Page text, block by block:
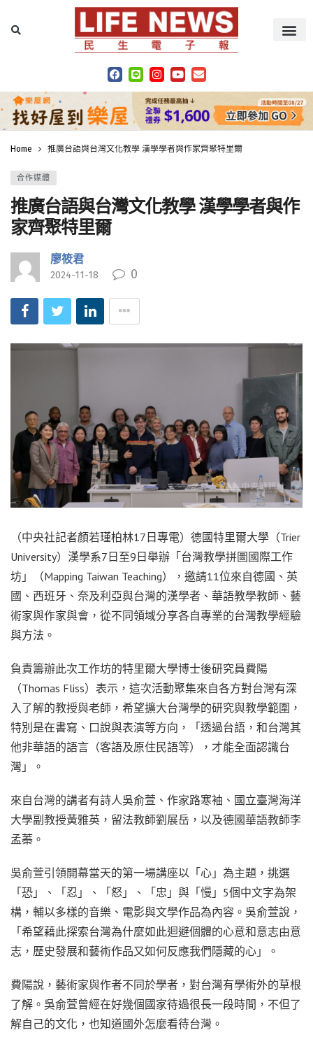
Home 推廣台語與台灣文化教學 漢學學者與作家齊聚特里爾
合作媒體
推廣台語與台灣文化教學 漢學學者與作
家齊聚特里爾
廖筱君
2024-11-18 0
（中央社記者顏若瑾柏林17日專電）德國特里爾大學（Trier
University）漢學系7日至9日舉辦「台灣教學拼圖國際工作
坊」（Mapping Taiwan Teaching），邀請11位來自德國、英
國、西班牙、奈及利亞與台灣的漢學者、華語教學教師、藝
術家與作家與會，從不同領域分享各自專業的台灣教學經驗
與方法。
負責籌辦此次工作坊的特里爾大學博士後研究員費陽
（Thomas Fliss）表示，這次活動聚集來自各方對台灣有深
入了解的教授與老師，希望擴大台灣學的研究與教學範圍，
特別是在書寫、口說與表演等方向，「透過台語，和台灣其
他非華語的語言（客語及原住民語等），才能全面認識台
灣」。
來自台灣的講者有詩人吳俞萱、作家路寒袖、國立臺灣海洋
大學副教授黃雅英，留法教師劉展岳，以及德國華語教師李
孟蓁。
吳俞萱引領開幕當天的第一場講座以「心」為主題，挑選
「恐」、「忍」、「怒」、「忠」與「慢」5個中文字為架
構，輔以多樣的音樂、電影與文學作品為內容。吳俞萱說，
「希望藉此探索台灣為什麼如此迴避個體的心意和意志由意
志，歷史發展和藝術作品又如何反應我們隱藏的心」。
費陽說，藝術家與作者不同於學者，對台灣有學術外的草根
了解。吳俞萱曾經在好幾個國家待過很長一段時間，不但了
解自己的文化，也知道國外怎麼看待台灣。